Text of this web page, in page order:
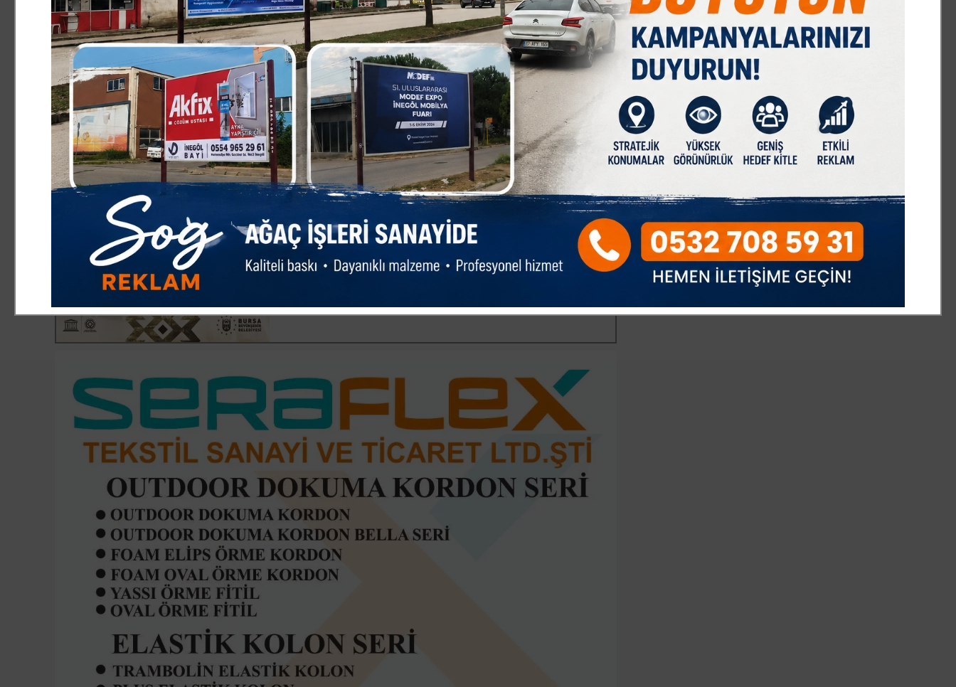
Cevabında son olarak hedeflerinden bahseden Uçaravcı; ?Yeni dönemde hedeflerimiz büyük ama ilk önce seçimi
kazanmamız gerekiyor. Geçmişte yaptıklarımızın üstüne daha fazlasını koymayı hedefliyoruz. Ciddi anlamda
meslektaşlarımızın lokale ihtiyacı var, ilk hedefimiz bunu açabilmek. Bilindiği gibi yabancı yatırımcı süreci için
girişimlerimiz var. Yeni dönemde çok daha fazlasıyla süreci yönetmemiz gerektiğini biliyoruz. Eğitim, disiplin, yabancı
yatırımcı, dürüst bir yönetim olarak İnegöl de meslektaşlarımızın sıkıntısını çözeceğiz. Tabi bu sadece yönetim
kuruluyla değil, bütün meslektaşlarımız tek kalp olarak sağlayacak. Bir olursak tok oluruz, bölünürsek yok oluruz.?
İfadelerini Kullandı.
Haber Merkezi